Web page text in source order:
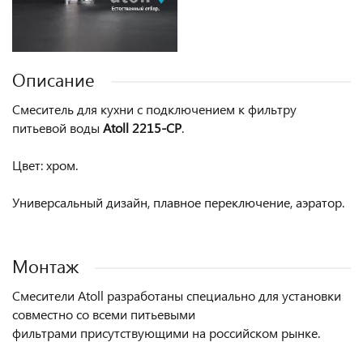
Описание
Смеситель для кухни с подключением к фильтру
питьевой воды Atoll 2215-CP.
Цвет: хром.
Универсальный дизайн, плавное переключение, аэратор.
Монтаж
Смесители Atoll разработаны специально для установки
совместно со всеми питьевыми
фильтрами присутствующими на российском рынке.